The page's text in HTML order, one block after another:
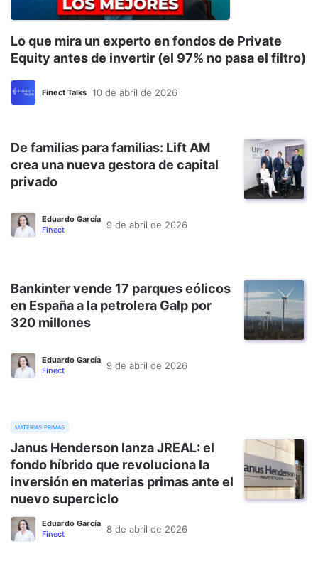
Lo que mira un experto en fondos de Private
Equity antes de invertir (el 97% no pasa el filtro)
Finect Talks 10 de abril de 2026
De familias para familias: Lift AM
crea una nueva gestora de capital
privado
Eduardo García
Finect
9 de abril de 2026
Bankinter vende 17 parques eólicos
en España a la petrolera Galp por
320 millones
Eduardo García
Finect
9 de abril de 2026
materias primas
Janus Henderson lanza JREAL: el
fondo híbrido que revoluciona la
inversión en materias primas ante el
nuevo superciclo
Eduardo García
Finect
8 de abril de 2026